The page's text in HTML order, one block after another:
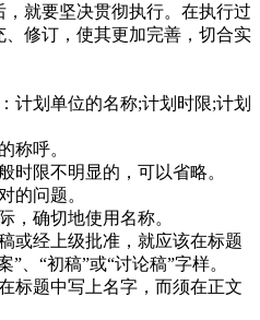
就要坚决贯彻执行。在执行过
修订，使其更加完善，切合实
计划单位的名称;计划时限;计划
称呼。
时限不明显的，可以省略。
的问题。
，确切地使用名称。
或经上级批准，就应该在标题
、“初稿”或“讨论稿”字样。
标题中写上名字，而须在正文